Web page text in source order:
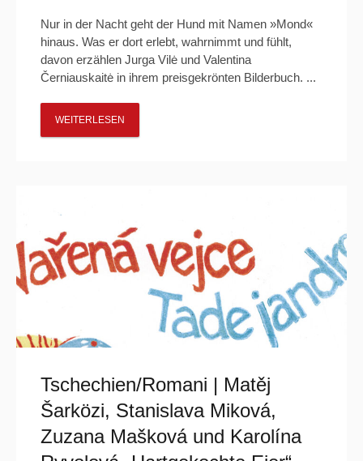
Nur in der Nacht geht der Hund mit Namen »Mond«
hinaus. Was er dort erlebt, wahrnimmt und fühlt,
davon erzählen Jurga Vilė und Valentina
Černiauskaitė in ihrem preisgekrönten Bilderbuch. ...
WEITERLESEN
Tschechien/Romani | Matěj
Šarközi, Stanislava Miková,
Zuzana Mašková und Karolína